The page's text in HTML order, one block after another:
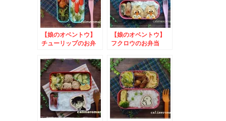
【娘のオベントウ】
チューリップのお弁
キャンペーン
【娘のオベントウ】
フクロウのお弁当